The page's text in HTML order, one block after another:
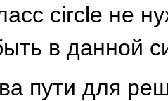
circle не
в данной
пути для